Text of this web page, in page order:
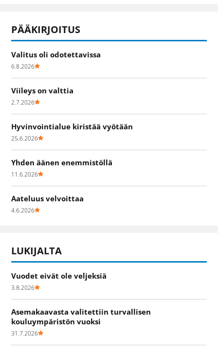
PÄÄKIRJOITUS
Valitus oli odotettavissa
6.8.2026
Viileys on valttia
2.7.2026
Hyvinvointialue kiristää vyötään
25.6.2026
Yhden äänen enemmistöllä
11.6.2026
Aateluus velvoittaa
4.6.2026
LUKIJALTA
Vuodet eivät ole veljeksiä
3.8.2026
Asemakaavasta valitettiin turvallisen
kouluympäristön vuoksi
31.7.2026